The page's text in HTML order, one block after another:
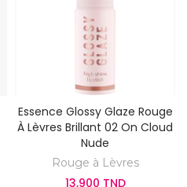
Essence Glossy Glaze Rouge
À Lèvres Brillant 02 On Cloud
Nude
Rouge à Lèvres
13,900 TND